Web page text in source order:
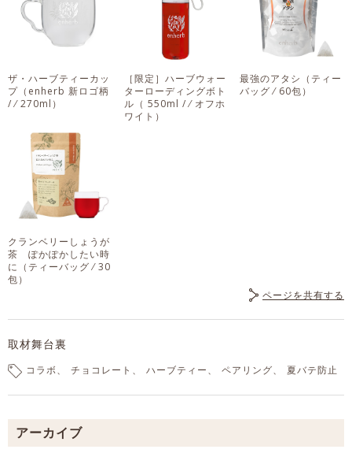
ザ・ハーブティーカッ
プ （enherb 新ロゴ柄
/ ⁄ 270ml）
［限定］ハーブウォー
ターローディングボト
ル （ 550ml / ⁄ オフホ
ワイト）
最強のアタシ （ティー
バッグ ⁄ 60包）
クランベリーしょうが
茶 ぽかぽかしたい時
に （ティーバッグ ⁄ 30
包）
ページを共有する
取材舞台裏
コラボ チョコレート ハーブティー ペアリング 夏バテ防止
アーカイブ